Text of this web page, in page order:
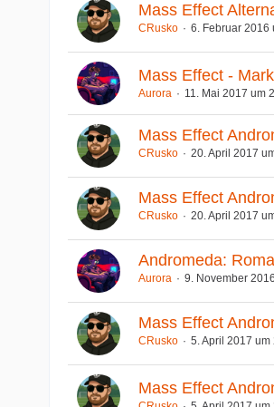
Mass Effect
CRusko 6. Februar 2016
Mass Effect -
Aurora 11. Mai 2017 um
Mass Effect
CRusko 20. April 2017
Mass Effect
CRusko 20. April 2017
Andromeda:
Aurora 9. November
Mass Effect
CRusko 5. April 2017 um
Mass Effect